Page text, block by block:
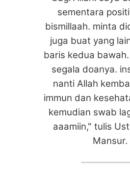
sementara
bismillaah. minta
juga buat yang
baris kedua
segala doanya.
nanti Allah
immun dan
kemudian swab
aaamiin," tulis
Mansur.